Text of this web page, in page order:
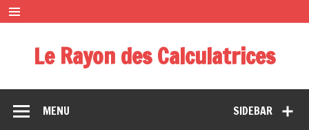
Le Rayon des Calculatrices
SIDEBAR
MENU